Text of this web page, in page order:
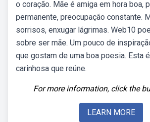
o coração. Mãe é amiga em hora boa,
permanente, preocupação constante.
sorrisos, enxugar lágrimas. Web10
sobre ser mãe. Um pouco de
que gostam de uma boa poesia. Esta
carinhosa que reúne.
For more information, click the
LEARN MORE